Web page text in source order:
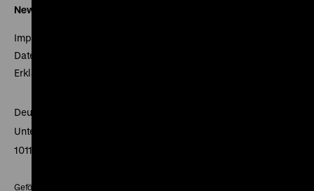
Newsletter
Impressum
Datenschutz
Erklärung digitale Barrierefreiheit
Deutsches Historisches Museum
Unter den Linden 2
10117 Berlin
Gefördert mit Mitteln des Beauftragten der Bundesregierung für